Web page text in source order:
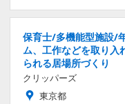
保育士/多機能型施設/
ム、工作などを取り入
られる居場所づくり
クリッパーズ
東京都